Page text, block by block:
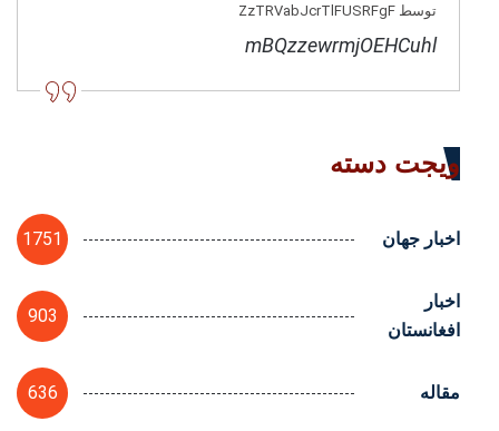
توسط ZzTRVabJcrTlFUSRFgF
mBQzzewrmjOEHCuhl
ویجت دسته
اخبار جهان 1751
اخبار
افغانستان
903
مقاله 636